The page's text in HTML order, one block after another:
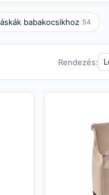
babakocsikhoz 54
Rendezés: